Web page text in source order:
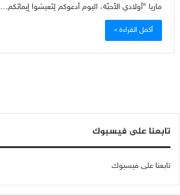
ماريا “أولادي الأحبّة، اليوم أدعوكم لِتَعيشوا إيمانَكم…
أكمل القراءة »
تابعنا على فيسبوك
تابعنا على فيسبوك